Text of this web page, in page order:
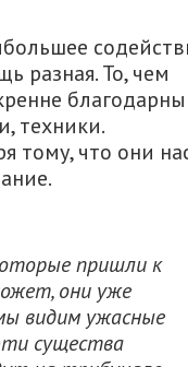
разная. То, чем
техники.
тому, что они
пришли к
они уже
видим ужасные
существа